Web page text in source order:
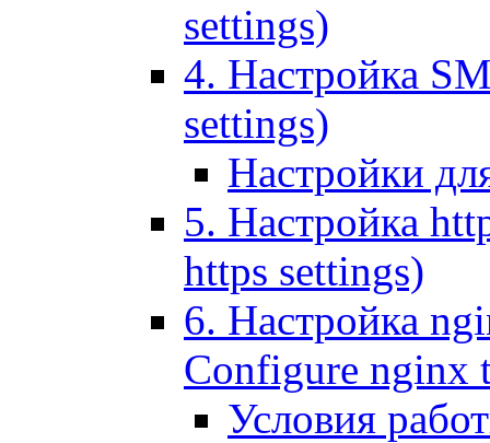
settings)
4. Настройка
settings)
Настройки
5. Настройка
https settings)
6. Настройка
Configure nginx
Условия